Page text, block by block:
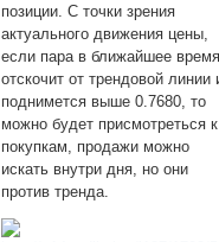
позиции. С точки зрения
актуального движения цены,
если пара в ближайшее
отскочит от трендовой линии
поднимется выше 0.7680, то
можно будет присмотреться к
покупкам, продажи можно
искать внутри дня, но они
против тренда.